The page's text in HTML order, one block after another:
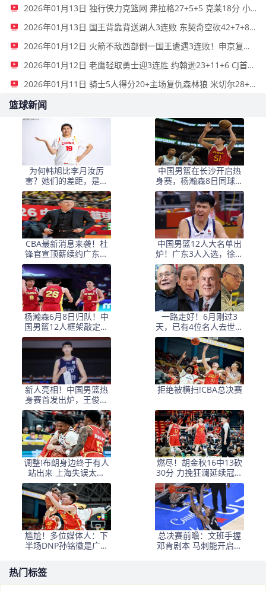
2026年01月13日 独行侠力克篮网 弗拉格27+5+5 克莱18分 小波特28+9
2026年01月13日 国王背靠背送湖人3连败 东契奇空砍42+7+8+4断 威少22+5+7
2026年01月12日 火箭不敌西部倒一国王遭遇3连败！申京复出19+9 阿门31+13+6
2026年01月12日 老鹰轻取勇士迎3连胜 约翰逊23+11+6 CJ首秀12分 库里31+5
2026年01月11日 骑士5人得分20+主场复仇森林狼 米切尔28+8 爱德华兹25+5
篮球新闻
为何韩旭比李月汝厉
害？她们的差距，是张
子宇选秀顺位暴跌的原
因
中国男篮在长沙开启热
身赛，杨瀚森8日同球队
会合
CBA最新消息来袭！杜
锋官宣顶薪续约广东男
篮，杨鸣婉拒执教北控
中国男篮12人大名单出
炉！广东3人入选，徐昕
国家队首秀，胡明轩轮
休
杨瀚森6月8日归队！中
国男篮12人框架敲定，
锋线王牌竟是他？
一路走好！6月刚过3
天，已有4位名人去世，
姚明等人发文悼念
新人亮相！中国男篮热
身赛首发出炉，王俊杰
领衔+徐昕坐镇禁区
拒绝被横扫!CBA总决赛
调整!布朗身边终于有人
站出来 上海失误太多
+犯规困扰
燃尽！胡金秋16中13砍
30分 力挽狂澜延续冠军
悬念
尴尬！多位媒体人：下
半场DNP孙铭徽是广厦
总决赛前瞻：文班手握
邓肯剧本 马刺能开启新
热门标签